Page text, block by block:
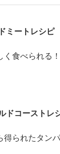
ミートレシピ
く食べられる
ドコーストレ
得られたタン